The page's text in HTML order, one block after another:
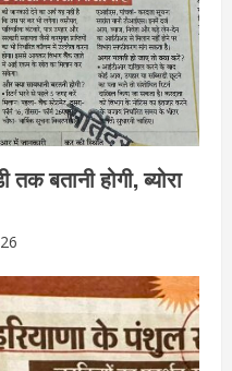
बतानी होगी, ब्योरा